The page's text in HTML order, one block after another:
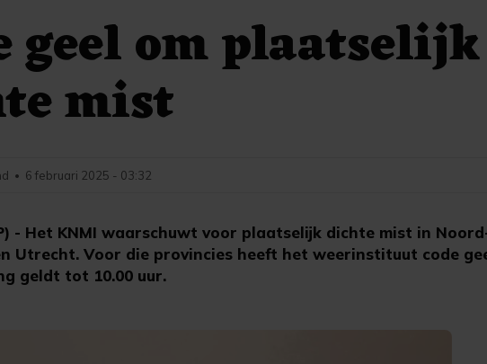
geel om plaatselijk
mist
- Het KNMI waarschuwt voor plaatselijk dichte mist in
Utrecht. Voor die provincies heeft het weerinstituut code
geldt tot 10.00 uur.
• 6 februari 2025 - 03:32